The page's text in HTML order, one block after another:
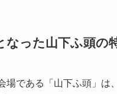
なった山下ふ頭の
場である「山下ふ頭」は